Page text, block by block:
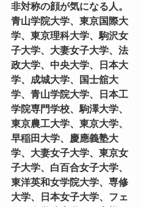
非対称の顔が気になる人。
青山学院大学、東京国際大
学、東京理科大学、駒沢女
子大学、大妻女子大学、法
政大学、中央大学、日本大
学、成城大学、国士舘大
学、青山学院大学、日本工
学院専門学校、駒澤大学、
東京農工大学、東京大学、
早稲田大学、慶應義塾大
学、大妻女子大学、東京女
子大学、白百合女子大学、
東洋英和女学院大学、専修
大学、日本女子大学、フェ